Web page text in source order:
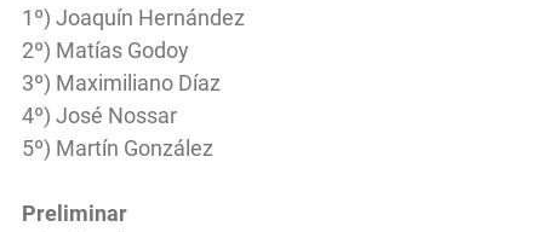
1º) Joaquín Hernández
2º) Matías Godoy
3º) Maximiliano Díaz
4º) José Nossar
5º) Martín González
Preliminar